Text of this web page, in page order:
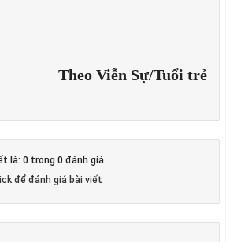
Theo Viễn Sự/Tuổi trẻ
là: 0 trong 0 đánh giá
để đánh giá bài viết